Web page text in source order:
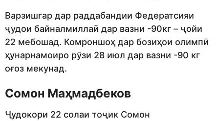
Варзишгар дар раддабандии Федератсияи
ҷудои байналмиллаӣ дар вазни -90кг – ҷойи
22 мебошад. Комроншоҳ дар бозиҳои олимпӣ
ҳунарнамоиро рӯзи 28 июл дар вазни -90 кг
оғоз мекунад.
Сомон Маҳмадбеков
Ҷудокори 22 солаи тоҷик Сомон